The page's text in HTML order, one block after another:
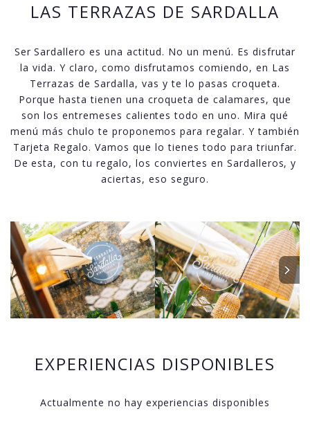
LAS TERRAZAS DE SARDALLA
Ser Sardallero es una actitud. No un menú. Es disfrutar
la vida. Y claro, como disfrutamos comiendo, en Las
Terrazas de Sardalla, vas y te lo pasas croqueta.
Porque hasta tienen una croqueta de calamares, que
son los entremeses calientes todo en uno. Mira qué
menú más chulo te proponemos para regalar. Y también
Tarjeta Regalo. Vamos que lo tienes todo para triunfar.
De esta, con tu regalo, los conviertes en Sardalleros, y
aciertas, eso seguro.
EXPERIENCIAS DISPONIBLES
Actualmente no hay experiencias disponibles